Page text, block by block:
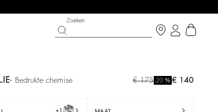
Zoeken
bedrukte chemise € 175 -20 % € 140
+1